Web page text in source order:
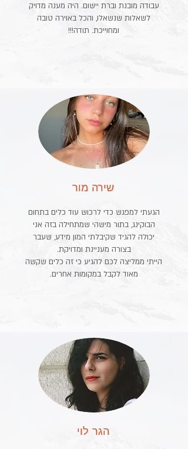
עבודה מובנת וברת יישום. היה מענה מדויק
לשאלות שנשאלו, והכל באוירה טובה
ומחוייכת. תודה!!!
שירה מור
הגעתי למפגש כדי לרכוש עוד כלים בתחום
הבוקינג, בתור מישהי שמתחילה בזה אני
יכולה להגיד שקיבלתי המון מידע, שעבר
בצורה מעניינת ומדויקת.
הייתי ממליצה לכם להגיע כי זה כלים שקשה
מאוד לקבל במקומות אחרים.
הגר לוי